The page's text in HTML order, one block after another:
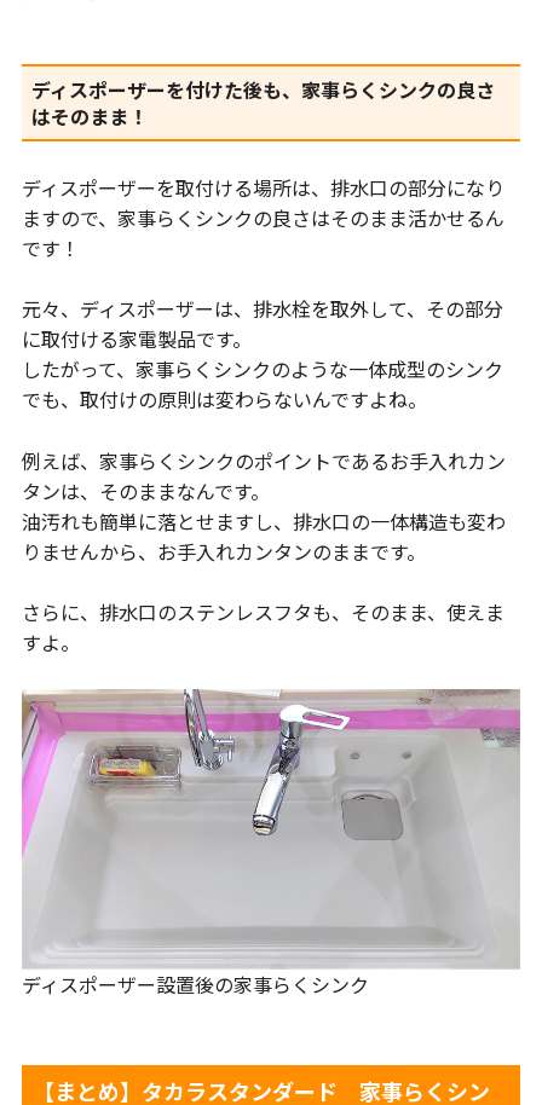
ディスポーザーを付けた後も、家事らくシンクの良さ
はそのまま！
ディスポーザーを取付ける場所は、排水口の部分になり
ますので、家事らくシンクの良さはそのまま活かせるん
です！
元々、ディスポーザーは、排水栓を取外して、その部分
に取付ける家電製品です。
したがって、家事らくシンクのような一体成型のシンク
でも、取付けの原則は変わらないんですよね。
例えば、家事らくシンクのポイントであるお手入れカン
タンは、そのままなんです。
油汚れも簡単に落とせますし、排水口の一体構造も変わ
りませんから、お手入れカンタンのままです。
さらに、排水口のステンレスフタも、そのまま、使えま
すよ。
ディスポーザー設置後の家事らくシンク
【まとめ】タカラスタンダード 家事らくシン